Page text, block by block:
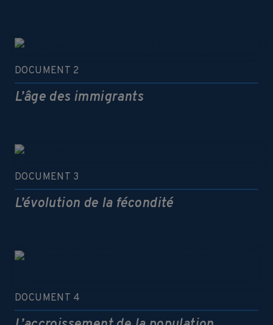
DOCUMENT 2
L’âge des immigrants
DOCUMENT 3
L’évolution de la fécondité
DOCUMENT 4